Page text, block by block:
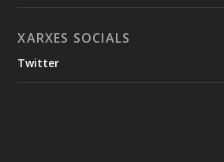
XARXES SOCIALS
Twitter